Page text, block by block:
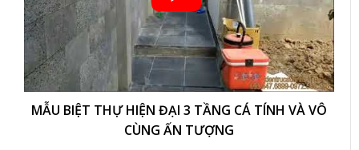
MẪU BIỆT THỰ HIỆN ĐẠI 3 TẦNG CÁ TÍNH VÀ VÔ
CÙNG ẤN TƯỢNG